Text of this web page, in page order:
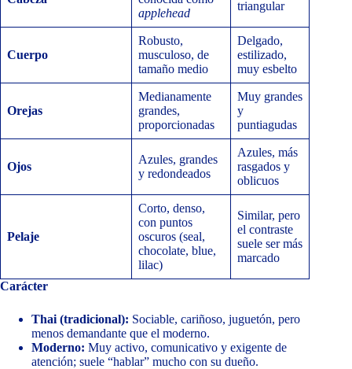
applehead
triangular
Cuerpo
Robusto,
musculoso, de
tamaño medio
Delgado,
estilizado,
muy esbelto
Orejas
Medianamente
grandes,
proporcionadas
Muy grandes
y
puntiagudas
Ojos
Azules, grandes
y redondeados
Azules, más
rasgados y
oblicuos
Pelaje
Corto, denso,
con puntos
oscuros (seal,
chocolate, blue,
lilac)
Similar, pero
el contraste
suele ser más
marcado
Carácter
Thai (tradicional): Sociable, cariñoso, juguetón, pero
menos demandante que el moderno.
Moderno: Muy activo, comunicativo y exigente de
atención; suele “hablar” mucho con su dueño.